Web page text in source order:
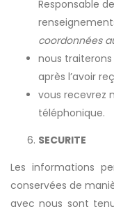
Responsable
coordonnées
nous
après l’avoir
vous recevrez
téléphonique.
SECURITE
Les informations
conservées de
avec nous sont